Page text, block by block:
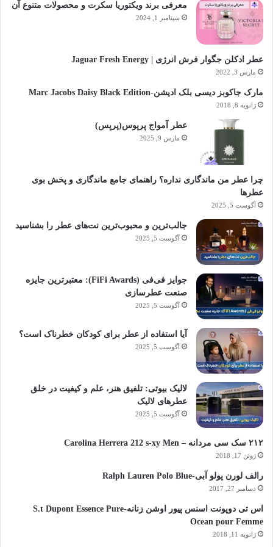
معرفی برند ویکتوریا سکرت و محصولات متنوع آن
سپتامبر 1, 2024
عطر ادکلن جگوار فرش انرژی | Jaguar Fresh Energy
مارس 3, 2022
مارک جاکوبز دیسی بلک ادیشن-Marc Jacobs Daisy Black Edition
ژانویه 8, 2018
عطر آمواج پرپوس(پرپس)
مارس 9, 2025
چرا عطر من ماندگاری نداره؟ راهنمای جامع ماندگاری و پخش بوی
عطرها
آگوست 5, 2025
جالب‌ترین و محبوب‌ترین نت‌های عطر را بشناسید
آگوست 5, 2025
جوایز فی‌فی (FiFi Awards): معتبرترین جایزه
صنعت عطرسازی
آگوست 5, 2025
آیا استفاده از عطر برای کودکان خطرناک است؟
آگوست 5, 2025
لالیک بیوتی: تلفیق هنر، علم و کیفیت در خلق
عطرهای لالیک
آگوست 5, 2025
۲۱۲ سک سی مردانه – Carolina Herrera 212 s-xy Men
ژوئن 17, 2018
رالف لورن پولو آبی-Ralph Lauren Polo Blue
دسامبر 27, 2017
اس تی دوپونت اسنس پیور اوشن زنانه-S.t Dupont Essence Pure
Ocean pour Femme
ژانویه 11, 2018